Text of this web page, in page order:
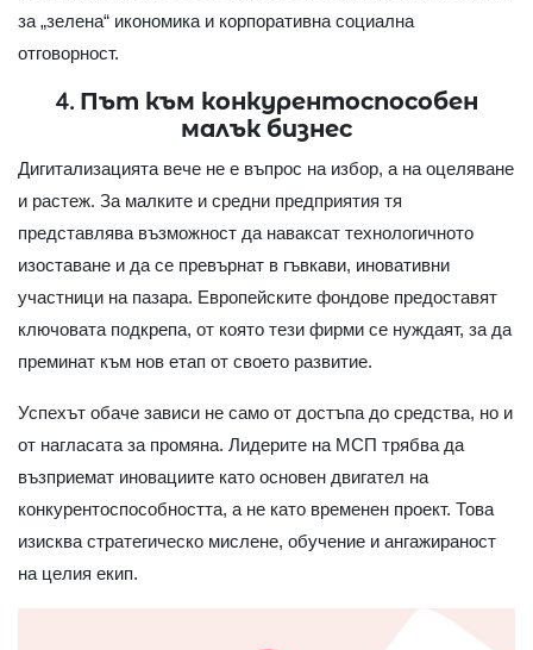
за „зелена“ икономика и корпоративна социална
отговорност.
4. Път към конкурентоспособен
малък бизнес
Дигитализацията вече не е въпрос на избор, а на оцеляване
и растеж. За малките и средни предприятия тя
представлява възможност да наваксат технологичното
изоставане и да се превърнат в гъвкави, иновативни
участници на пазара. Европейските фондове предоставят
ключовата подкрепа, от която тези фирми се нуждаят, за да
преминат към нов етап от своето развитие.
Успехът обаче зависи не само от достъпа до средства, но и
от нагласата за промяна. Лидерите на МСП трябва да
възприемат иновациите като основен двигател на
конкурентоспособността, а не като временен проект. Това
изисква стратегическо мислене, обучение и ангажираност
на целия екип.